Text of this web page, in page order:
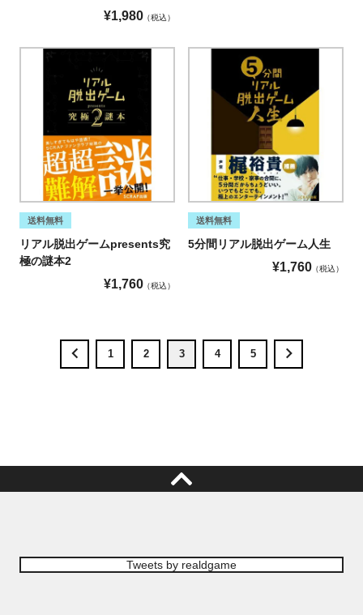
¥1,980 税込
送料無料
リアル脱出ゲームpresents究
極の謎本2
¥1,760 税込
送料無料
5分間リアル脱出ゲーム人生
¥1,760 税込
1 2 3 4 5
Tweets by realdgame